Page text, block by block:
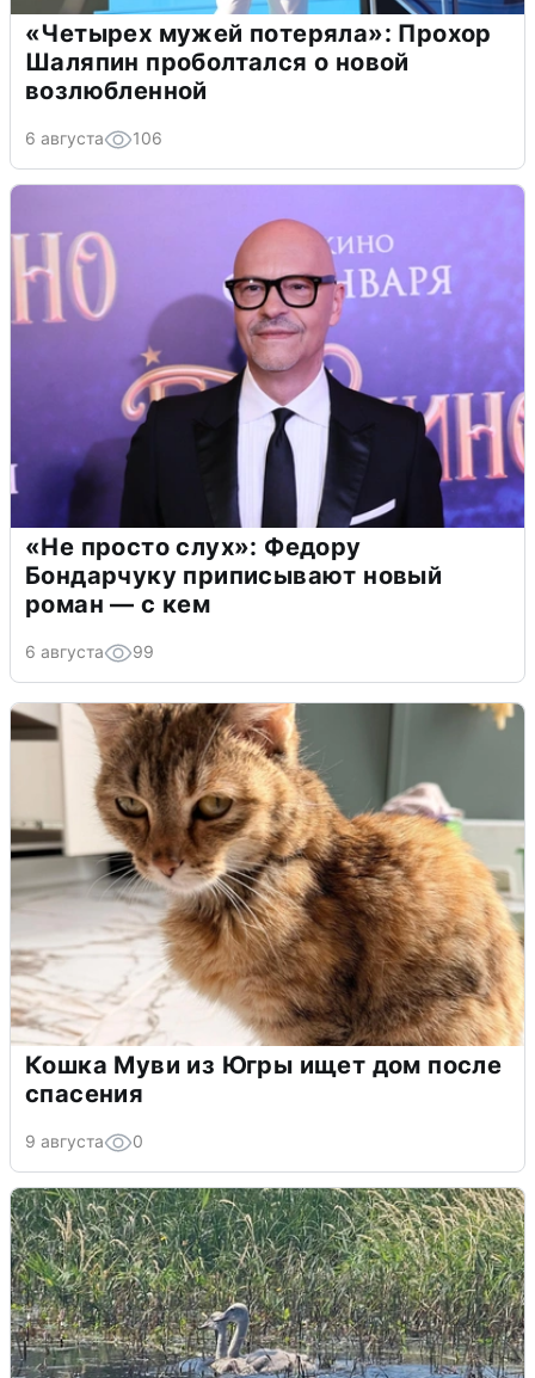
«Четырех мужей потеряла»: Прохор
Шаляпин проболтался о новой
возлюбленной
6 августа 106
«Не просто слух»: Федору
Бондарчуку приписывают новый
роман — с кем
6 августа 99
Кошка Муви из Югры ищет дом после
спасения
9 августа 0